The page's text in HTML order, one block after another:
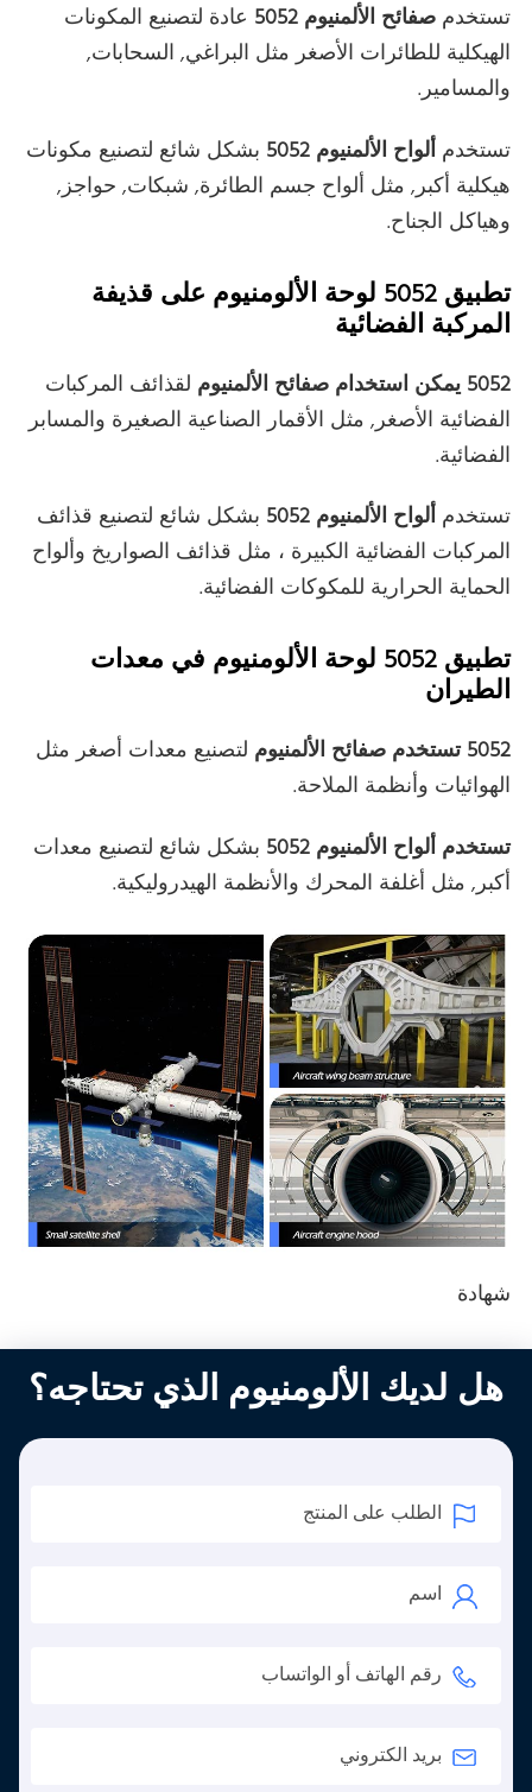
تستخدم صفائح الألمنيوم 5052
عادة لتصنيع المكونات
الهيكلية للطائرات الأصغر مثل البراغي, السحابات,
والمسامير.
تستخدم ألواح الألمنيوم 5052
بشكل شائع لتصنيع مكونات
هيكلية أكبر, مثل ألواح جسم الطائرة, شبكات, حواجز,
وهياكل الجناح.
تطبيق 5052 لوحة الألومنيوم على قذيفة
المركبة الفضائية
5052 يمكن استخدام صفائح الألمنيوم
لقذائف المركبات
الفضائية الأصغر, مثل الأقمار الصناعية الصغيرة والمسابر
الفضائية.
تستخدم ألواح الألمنيوم 5052
بشكل شائع لتصنيع قذائف
المركبات الفضائية الكبيرة ، مثل قذائف الصواريخ وألواح
الحماية الحرارية للمكوكات الفضائية.
تطبيق 5052 لوحة الألومنيوم في معدات
الطيران
5052 تستخدم صفائح الألمنيوم
لتصنيع معدات أصغر مثل
الهوائيات وأنظمة الملاحة.
تستخدم ألواح الألمنيوم 5052
بشكل شائع لتصنيع معدات
أكبر, مثل أغلفة المحرك والأنظمة الهيدروليكية.
شهادة
هل لديك الألومنيوم الذي تحتاجه؟